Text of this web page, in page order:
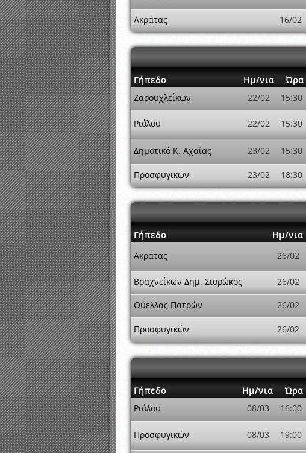
Ακράτας 16/02
Γήπεδο
Ημ/νια Ώρα
Ζαρουχλεΐκων
22/02 15:30
Ριόλου 22/02 15:30
Δημοτικό Κ. Αχαΐας 23/02 15:30
Προσφυγικών 23/02 18:30
Γήπεδο
Ημ/νια
Ακράτας
26/02
Βραχνεΐκων Δημ. Σιορώκος 26/02
Θύελλας Πατρών 26/02
Προσφυγικών 26/02
Γήπεδο
Ημ/νια Ώρα
Ριόλου
08/03 16:00
Προσφυγικών 08/03 19:00